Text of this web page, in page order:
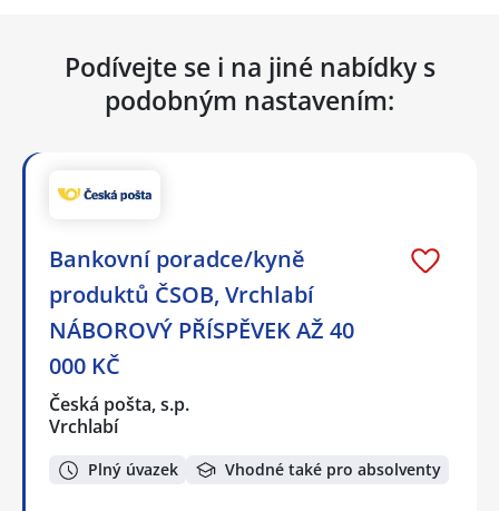
Podívejte se i na jiné nabídky s
podobným nastavením:
Bankovní poradce/kyně
produktů ČSOB, Vrchlabí
NÁBOROVÝ PŘÍSPĚVEK AŽ 40
000 KČ
Česká pošta, s.p.
Vrchlabí
Plný úvazek Vhodné také pro absolventy